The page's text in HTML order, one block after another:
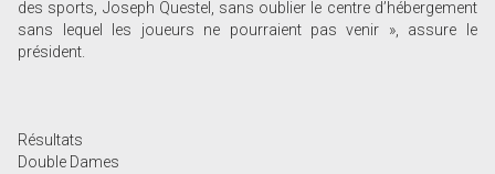
des sports, Joseph Questel, sans oublier le centre d’hébergement
sans lequel les joueurs ne pourraient pas venir », assure le
président.
Résultats
Double Dames